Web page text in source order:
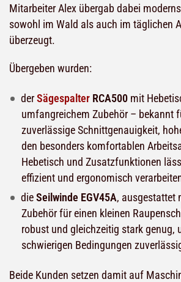
Mitarbeiter Alex übergab dabei
sowohl im Wald als auch im täglichen
überzeugt.
Übergeben wurden:
derSägespalter RCA500 mit
umfangreichem Zubehör – bekannt
zuverlässige Schnittgenauigkeit,
den besonders komfortablen
Hebetisch und Zusatzfunktionen
effizient und ergonomisch
dieSeilwinde EGV45A, ausgestattet
Zubehör für einen kleinen
robust und gleichzeitig stark genug,
schwierigen Bedingungen
Beide Kunden setzen damit auf